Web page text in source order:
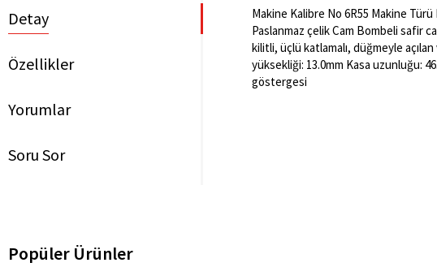
Detay
Özellikler
Yorumlar
Soru Sor
Makine Kalibre No 6R55 Makine
Paslanmaz çelik Cam Bombeli safir
kilitli, üçlü katlamalı, düğmeyle
yüksekliği: 13.0mm Kasa uzunluğu:
göstergesi
Popüler Ürünler